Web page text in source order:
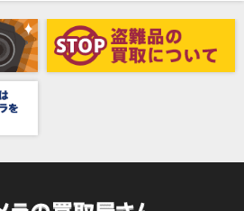
クマジックデザイン）